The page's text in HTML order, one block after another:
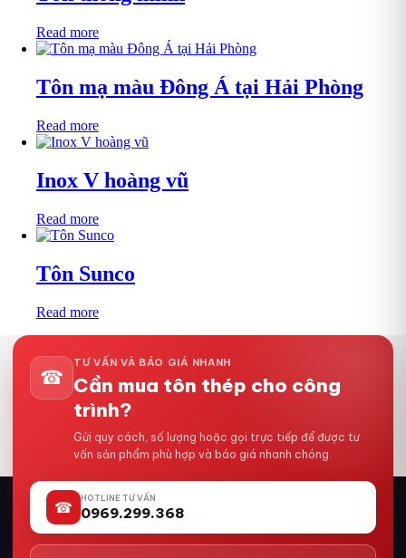
Read more
Tôn mạ màu Đông Á tại Hải Phòng
Read more
Inox V hoàng vũ
Read more
Tôn Sunco
Read more
☎
TƯ VẤN VÀ BÁO GIÁ NHANH
Cần mua tôn thép cho công
trình?
Gửi quy cách, số lượng hoặc gọi trực tiếp để được tư
vấn sản phẩm phù hợp và báo giá nhanh chóng.
☎
HOTLINE TƯ VẤN
0969.299.368